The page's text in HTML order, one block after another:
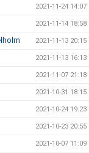
2021-11-24 14:07
2021-11-14 18:58
2021-11-13 20:15
2021-11-13 16:13
2021-11-07 21:18
2021-10-31 18:15
2021-10-24 19:23
2021-10-23 20:55
2021-10-07 11:09